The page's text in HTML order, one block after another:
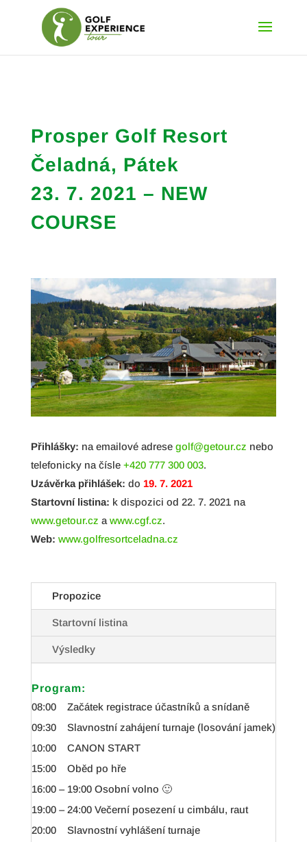
Prosper Golf Resort
Čeladná, Pátek
23. 7. 2021 – NEW
COURSE
Přihlášky: na emailové adrese golf@getour.cz nebo
telefonicky na čísle +420 777 300 003.
Uzávěrka přihlášek: do 19. 7. 2021
Startovní listina: k dispozici od 22. 7. 2021 na
www.getour.cz a www.cgf.cz.
Web: www.golfresortceladna.cz
Propozice
Startovní listina
Výsledky
Program:
08:00 Začátek registrace účastníků a snídaně
09:30 Slavnostní zahájení turnaje (losování jamek)
10:00 CANON START
15:00 Oběd po hře
16:00 – 19:00 Osobní volno 🙂
19:00 – 24:00 Večerní posezení u cimbálu, raut
20:00 Slavnostní vyhlášení turnaje